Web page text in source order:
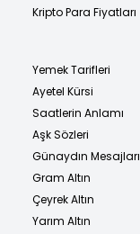
Kripto Para Fiyatları
Yemek Tarifleri
Ayetel Kürsi
Saatlerin Anlamı
Aşk Sözleri
Günaydın Mesajları
Gram Altın
Çeyrek Altın
Yarım Altın